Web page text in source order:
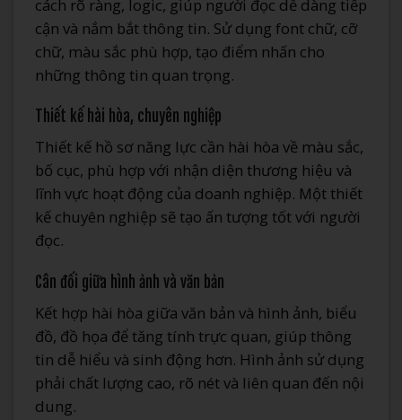
cách rõ ràng, logic, giúp người đọc dễ dàng tiếp
cận và nắm bắt thông tin. Sử dụng font chữ, cỡ
chữ, màu sắc phù hợp, tạo điểm nhấn cho
những thông tin quan trọng.
Thiết kế hài hòa, chuyên nghiệp
Thiết kế hồ sơ năng lực cần hài hòa về màu sắc,
bố cục, phù hợp với nhận diện thương hiệu và
lĩnh vực hoạt động của doanh nghiệp. Một thiết
kế chuyên nghiệp sẽ tạo ấn tượng tốt với người
đọc.
Cân đối giữa hình ảnh và văn bản
Kết hợp hài hòa giữa văn bản và hình ảnh, biểu
đồ, đồ họa để tăng tính trực quan, giúp thông
tin dễ hiểu và sinh động hơn. Hình ảnh sử dụng
phải chất lượng cao, rõ nét và liên quan đến nội
dung.